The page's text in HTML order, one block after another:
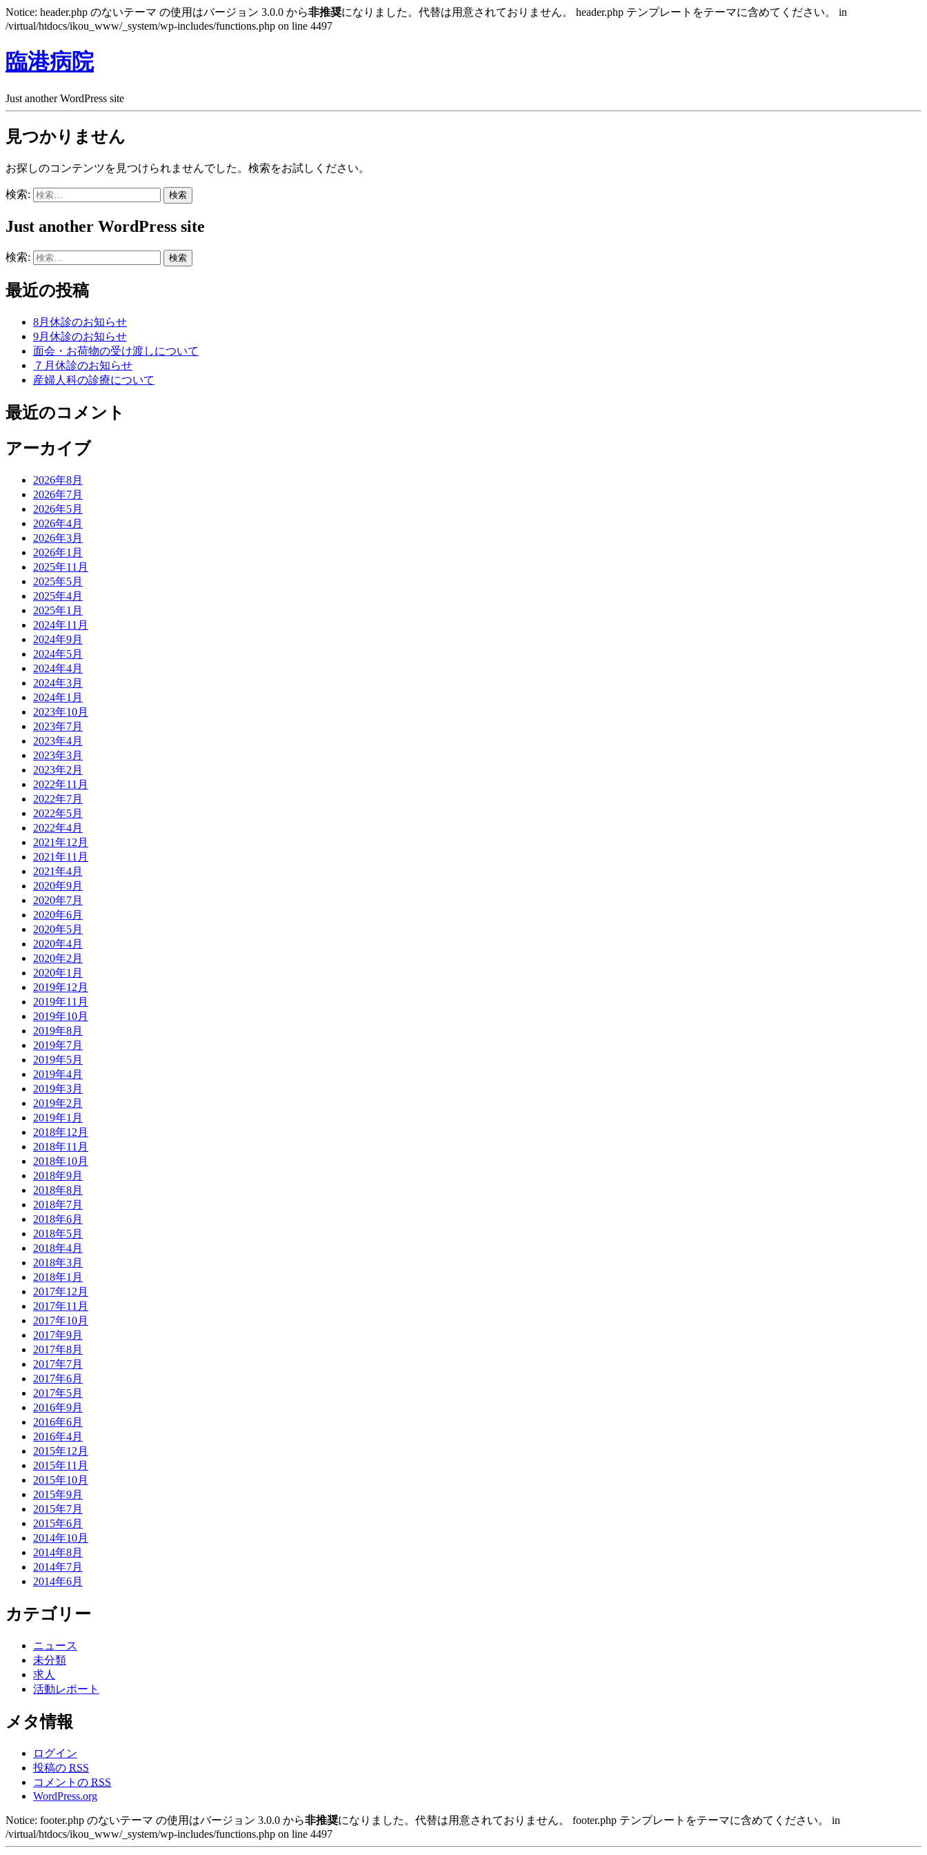
Notice: header.php のないテーマ の使用はバージョン 3.0.0 から非推奨になりました。代替は用意されておりません。 header.php テンプレートをテーマに含めてください。 in
/virtual/htdocs/ikou_www/_system/wp-includes/functions.php on line 4497
臨港病院
Just another WordPress site
見つかりません
お探しのコンテンツを見つけられませんでした。検索をお試しください。
検索:
Just another WordPress site
検索:
最近の投稿
8月休診のお知らせ
9月休診のお知らせ
面会・お荷物の受け渡しについて
７月休診のお知らせ
産婦人科の診療について
最近のコメント
アーカイブ
2026年8月
2026年7月
2026年5月
2026年4月
2026年3月
2026年1月
2025年11月
2025年5月
2025年4月
2025年1月
2024年11月
2024年9月
2024年5月
2024年4月
2024年3月
2024年1月
2023年10月
2023年7月
2023年4月
2023年3月
2023年2月
2022年11月
2022年7月
2022年5月
2022年4月
2021年12月
2021年11月
2021年4月
2020年9月
2020年7月
2020年6月
2020年5月
2020年4月
2020年2月
2020年1月
2019年12月
2019年11月
2019年10月
2019年8月
2019年7月
2019年5月
2019年4月
2019年3月
2019年2月
2019年1月
2018年12月
2018年11月
2018年10月
2018年9月
2018年8月
2018年7月
2018年6月
2018年5月
2018年4月
2018年3月
2018年1月
2017年12月
2017年11月
2017年10月
2017年9月
2017年8月
2017年7月
2017年6月
2017年5月
2016年9月
2016年6月
2016年4月
2015年12月
2015年11月
2015年10月
2015年9月
2015年7月
2015年6月
2014年10月
2014年8月
2014年7月
2014年6月
カテゴリー
ニュース
未分類
求人
活動レポート
メタ情報
ログイン
投稿の RSS
コメントの RSS
WordPress.org
Notice: footer.php のないテーマ の使用はバージョン 3.0.0 から非推奨になりました。代替は用意されておりません。 footer.php テンプレートをテーマに含めてください。 in
/virtual/htdocs/ikou_www/_system/wp-includes/functions.php on line 4497